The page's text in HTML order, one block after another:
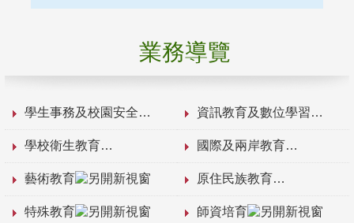
業務導覽
學生事務及校園安全 資訊教育及數位學習
學校衛生教育 國際及兩岸教育
藝術教育 原住民族教育
特殊教育 師資培育